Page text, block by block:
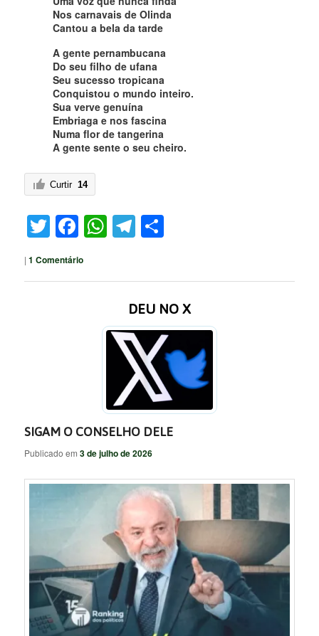
Nos carnavais de Olinda
Cantou a bela da tarde
A gente pernambucana
Do seu filho de ufana
Seu sucesso tropicana
Conquistou o mundo inteiro.
Sua verve genuína
Embriaga e nos fascina
Numa flor de tangerina
A gente sente o seu cheiro.
Curtir 14
Twitter
Facebook
WhatsApp
Telegram
|1 Comentário
DEU NO X
SIGAM O CONSELHO DELE
Publicado em3 de julho de 2026